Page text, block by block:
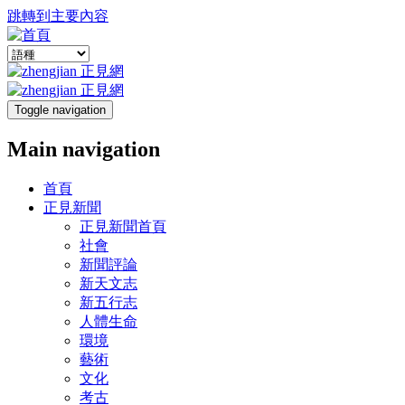
跳轉到主要內容
Toggle navigation
Main navigation
首頁
正見新聞
正見新聞首頁
社會
新聞評論
新天文志
新五行志
人體生命
環境
藝術
文化
考古